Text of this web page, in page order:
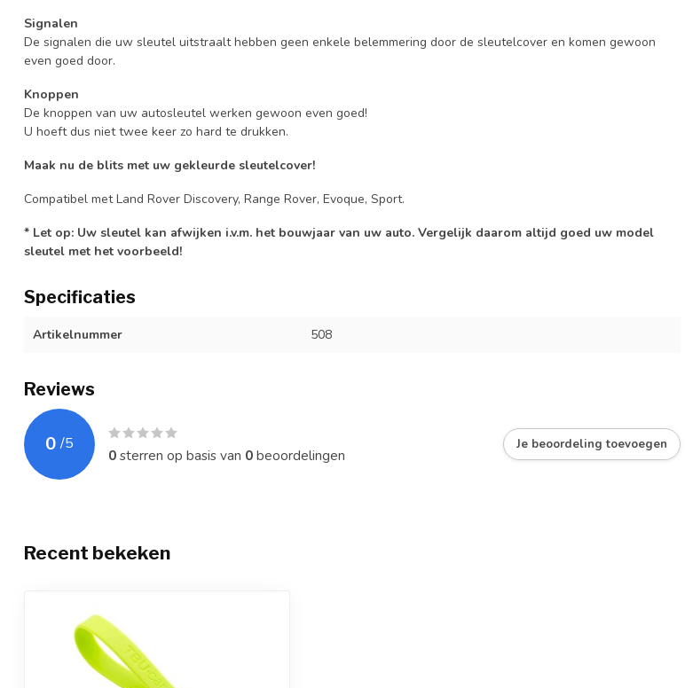
Signalen
De signalen die uw sleutel uitstraalt hebben geen enkele belemmering door de sleutelcover en komen gewoon
even goed door.
Knoppen
De knoppen van uw autosleutel werken gewoon even goed!
U hoeft dus niet twee keer zo hard te drukken.
Maak nu de blits met uw gekleurde sleutelcover!
Compatibel met Land Rover Discovery, Range Rover, Evoque, Sport.
* Let op: Uw sleutel kan afwijken i.v.m. het bouwjaar van uw auto. Vergelijk daarom altijd goed uw model
sleutel met het voorbeeld!
Specificaties
Artikelnummer 508
Reviews
0 /5
0sterren op basis van 0beoordelingen
Je beoordeling toevoegen
Recent bekeken